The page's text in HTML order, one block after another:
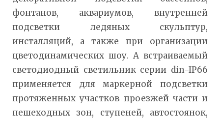
фонтанов, аквариумов, внутренней
подсветки ледяных скульптур,
инсталляций, а также при организации
цветодинамических шоу. А встраиваемый
светодиодный светильник серии din-IP66
применяется для маркерной подсветки
протяженных участков проезжей части и
пешеходных зон, ступеней, автостоянок,